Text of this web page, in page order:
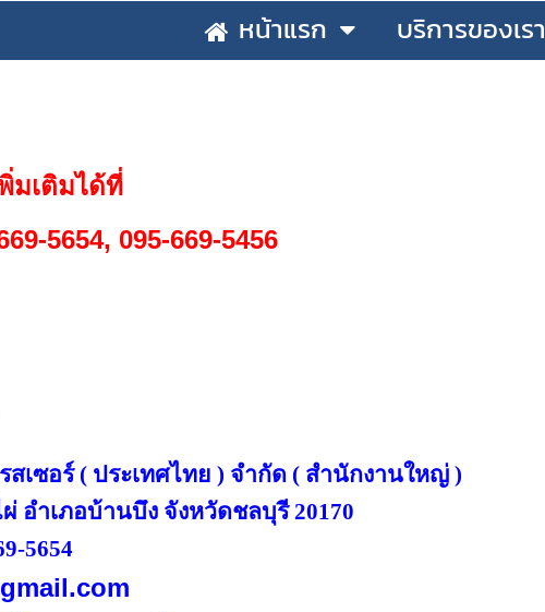
หน้าแรก บริการของเรา
มเติมได้ที่
5654, 095-669-5456
เซอร์ ( ประเทศไทย ) จำกัด ( สำนักงานใหญ่ )
อำเภอบ้านบึง จังหวัดชลบุรี 20170
5654